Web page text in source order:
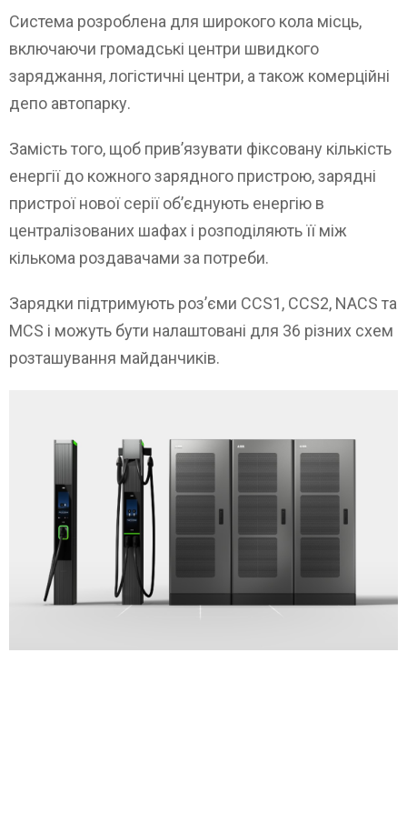
Система розроблена для широкого кола місць,
включаючи громадські центри швидкого
заряджання, логістичні центри, а також комерційні
депо автопарку.
Замість того, щоб прив’язувати фіксовану кількість
енергії до кожного зарядного пристрою, зарядні
пристрої нової серії об’єднують енергію в
централізованих шафах і розподіляють її між
кількома роздавачами за потреби.
Зарядки підтримують роз’єми CCS1, CCS2, NACS та
MCS і можуть бути налаштовані для 36 різних схем
розташування майданчиків.